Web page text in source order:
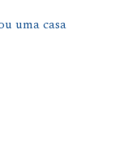
uma casa